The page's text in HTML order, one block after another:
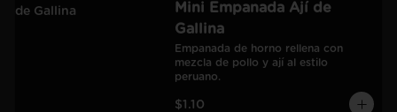
Mini Empanada Ají de
Gallina
Empanada de horno rellena con
mezcla de pollo y ají al estilo
peruano.
$1.10